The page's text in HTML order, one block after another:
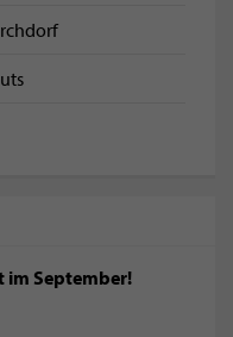
im September!